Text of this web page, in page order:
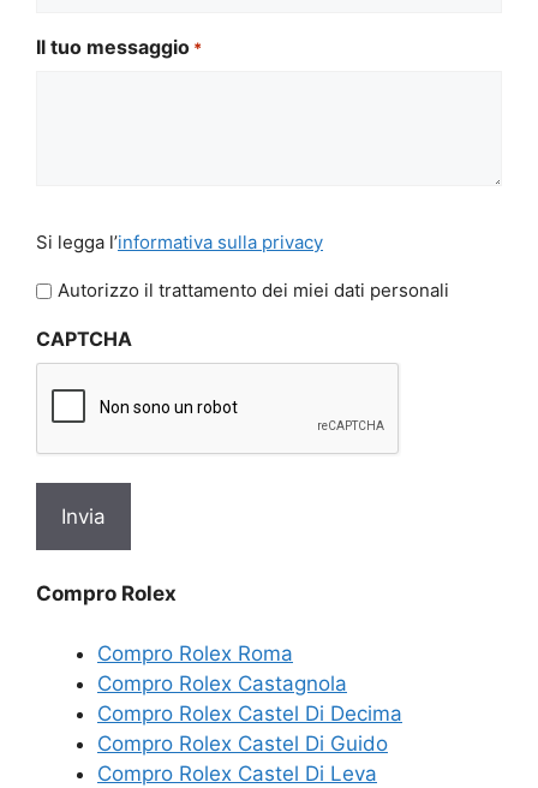
Il tuo messaggio *
legga
l'informativa
privacy
Si legga l’informativa sulla privacy
Autorizzo il trattamento dei miei dati personali
CAPTCHA
Compro Rolex
Compro Rolex Roma
Compro Rolex Castagnola
Compro Rolex Castel Di Decima
Compro Rolex Castel Di Guido
Compro Rolex Castel Di Leva